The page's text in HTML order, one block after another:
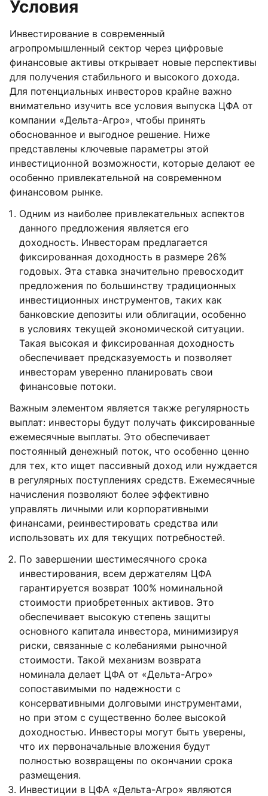
Условия
Инвестирование в современный
агропромышленный сектор через цифровые
финансовые активы открывает новые перспективы
для получения стабильного и высокого дохода.
Для потенциальных инвесторов крайне важно
внимательно изучить все условия выпуска ЦФА от
компании «Дельта-Агро», чтобы принять
обоснованное и выгодное решение. Ниже
представлены ключевые параметры этой
инвестиционной возможности, которые делают ее
особенно привлекательной на современном
финансовом рынке.
Одним из наиболее привлекательных аспектов
данного предложения является его
доходность. Инвесторам предлагается
фиксированная доходность в размере 26%
годовых. Эта ставка значительно превосходит
предложения по большинству традиционных
инвестиционных инструментов, таких как
банковские депозиты или облигации, особенно
в условиях текущей экономической ситуации.
Такая высокая и фиксированная доходность
обеспечивает предсказуемость и позволяет
инвесторам уверенно планировать свои
финансовые потоки.
Важным элементом является также регулярность
выплат: инвесторы будут получать фиксированные
ежемесячные выплаты. Это обеспечивает
постоянный денежный поток, что особенно ценно
для тех, кто ищет пассивный доход или нуждается
в регулярных поступлениях средств. Ежемесячные
начисления позволяют более эффективно
управлять личными или корпоративными
финансами, реинвестировать средства или
использовать их для текущих потребностей.
По завершении шестимесячного срока
инвестирования, всем держателям ЦФА
гарантируется возврат 100% номинальной
стоимости приобретенных активов. Это
обеспечивает высокую степень защиты
основного капитала инвестора, минимизируя
риски, связанные с колебаниями рыночной
стоимости. Такой механизм возврата
номинала делает ЦФА от «Дельта-Агро»
сопоставимыми по надежности с
консервативными долговыми инструментами,
но при этом с существенно более высокой
доходностью. Инвесторы могут быть уверены,
что их первоначальные вложения будут
полностью возвращены по окончании срока
размещения.
Инвестиции в ЦФА «Дельта-Агро» являются